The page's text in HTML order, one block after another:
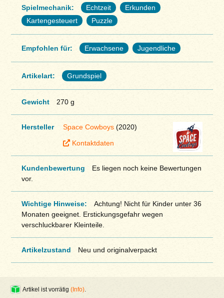
Spielmechanik: Echtzeit
Erkunden
Kartengesteuert
Puzzle
Empfohlen für: Erwachsene Jugendliche
Artikelart: Grundspiel
Gewicht 270 g
Hersteller Space Cowboys(2020)
Kontaktdaten
Kundenbewertung
Es liegen noch keine Bewertungen
vor.
Wichtige Hinweise:
Achtung! Nicht für Kinder unter 36
Monaten geeignet. Erstickungsgefahr wegen
verschluckbarer Kleinteile.
Artikelzustand Neu und originalverpackt
Artikel ist vorrätig(Info)